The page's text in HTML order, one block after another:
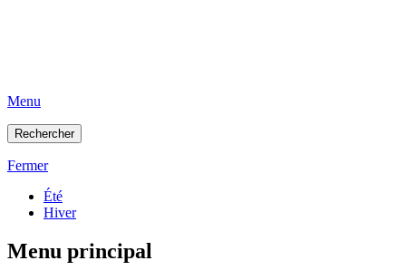
Menu
Rechercher
Fermer
Été
Hiver
Menu principal